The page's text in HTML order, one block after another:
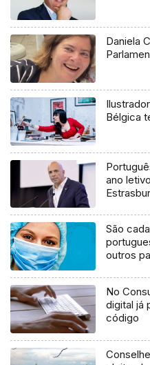
Daniela
Bélgica
ano
São
outros
No
digital já
código